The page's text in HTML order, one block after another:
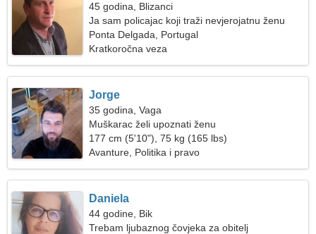
45 godina, Blizanci
Ja sam policajac koji traži nevjerojatnu ženu
Ponta Delgada, Portugal
Kratkoročna veza
Jorge
35 godina, Vaga
Muškarac želi upoznati ženu
177 cm (5'10"), 75 kg (165 lbs)
Avanture, Politika i pravo
Daniela
44 godine, Bik
Trebam ljubaznog čovjeka za obitelj